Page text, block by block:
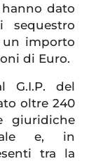
dato
sequestro
importo
di Euro.
G.I.P. del
oltre 240
giuridiche
e, in
tra la